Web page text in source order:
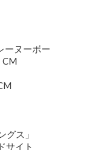
ーヌーボー
CM
グス」
サイト